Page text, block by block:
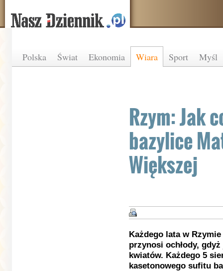
Polska Świat Ekonomia Wiara Sport Myśl
Rzym: Jak
bazylice
Większej
Każdego lata w
przynosi ochłody,
kwiatów. Każdego 5
kasetonowego sufitu